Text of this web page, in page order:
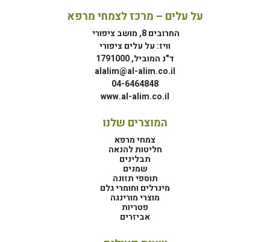
על עלים – מרכז לצמחי מרפא
החרובים 8, מושב ציפורי
וויז: על עלים ציפורי
ד"נ המוביל, 1791000
alalim@al-alim.co.il
04-6464848
www.al-alim.co.il
המוצרים שלנו
צמחי מרפא
חליטות להנאה
תבלינים
שמנים
תוספי תזונה
מינרלים וחומרי גלם
מוצרי מורינגה
פטריות
אביזרים